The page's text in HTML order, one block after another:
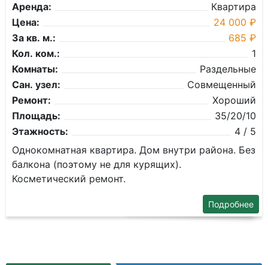
Аренда:
Квартира
Цена:
24 000 ₽
За кв. м.:
685 ₽
Кол. ком.:
1
Комнаты:
Раздельные
Сан. узел:
Совмещенный
Ремонт:
Хороший
Площадь:
35/20/10
Этажность:
4 / 5
Однокомнатная квартира. Дом внутри района. Без
балкона (поэтому не для курящих).
Косметический ремонт.
Подробнее